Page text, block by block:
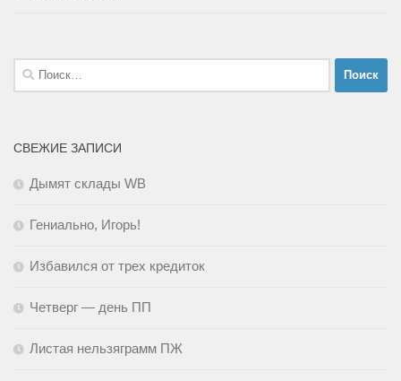
Найти:
СВЕЖИЕ ЗАПИСИ
Дымят склады WB
Гениально, Игорь!
Избавился от трех кредиток
Четверг — день ПП
Листая нельзяграмм ПЖ